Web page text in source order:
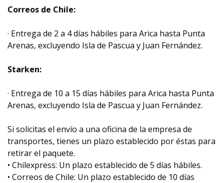
Correos de Chile:
· Entrega de 2 a 4 días hábiles para Arica hasta Punta
Arenas, excluyendo Isla de Pascua y Juan Fernández.
Starken:
· Entrega de 10 a 15 días hábiles para Arica hasta Punta
Arenas, excluyendo Isla de Pascua y Juan Fernández.
Si solicitas el envío a una oficina de la empresa de
transportes, tienes un plazo establecido por éstas para
retirar el paquete.
• Chilexpress: Un plazo establecido de 5 días hábiles.
• Correos de Chile: Un plazo establecido de 10 días